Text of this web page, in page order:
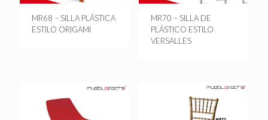
MR68 – SILLA PLÁSTICA
ESTILO ORIGAMI
MR70 – SILLA DE
PLÁSTICO ESTILO
VERSALLES